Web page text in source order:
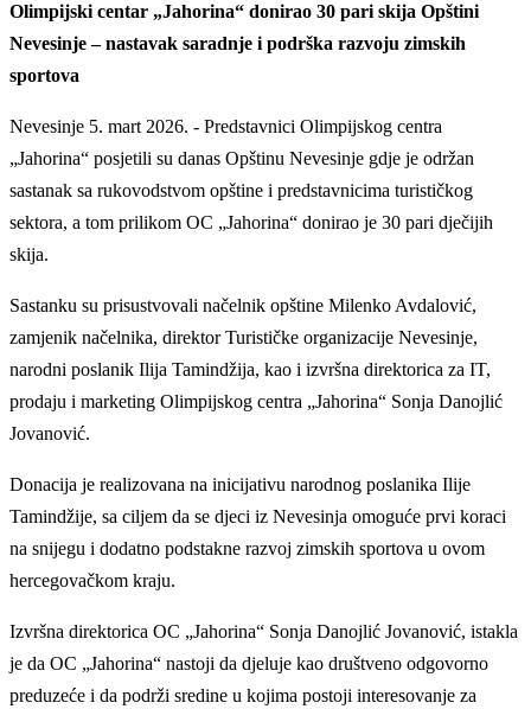
Olimpijski centar „Jahorina“ donirao 30 pari skija Opštini
Nevesinje – nastavak saradnje i podrška razvoju zimskih
sportova
Nevesinje 5. mart 2026. - Predstavnici Olimpijskog centra
„Jahorina“ posjetili su danas Opštinu Nevesinje gdje je održan
sastanak sa rukovodstvom opštine i predstavnicima turističkog
sektora, a tom prilikom OC „Jahorina“ donirao je 30 pari dječijih
skija.
Sastanku su prisustvovali načelnik opštine Milenko Avdalović,
zamjenik načelnika, direktor Turističke organizacije Nevesinje,
narodni poslanik Ilija Tamindžija, kao i izvršna direktorica za IT,
prodaju i marketing Olimpijskog centra „Jahorina“ Sonja Danojlić
Jovanović.
Donacija je realizovana na inicijativu narodnog poslanika Ilije
Tamindžije, sa ciljem da se djeci iz Nevesinja omoguće prvi koraci
na snijegu i dodatno podstakne razvoj zimskih sportova u ovom
hercegovačkom kraju.
Izvršna direktorica OC „Jahorina“ Sonja Danojlić Jovanović, istakla
je da OC „Jahorina“ nastoji da djeluje kao društveno odgovorno
preduzeće i da podrži sredine u kojima postoji interesovanje za